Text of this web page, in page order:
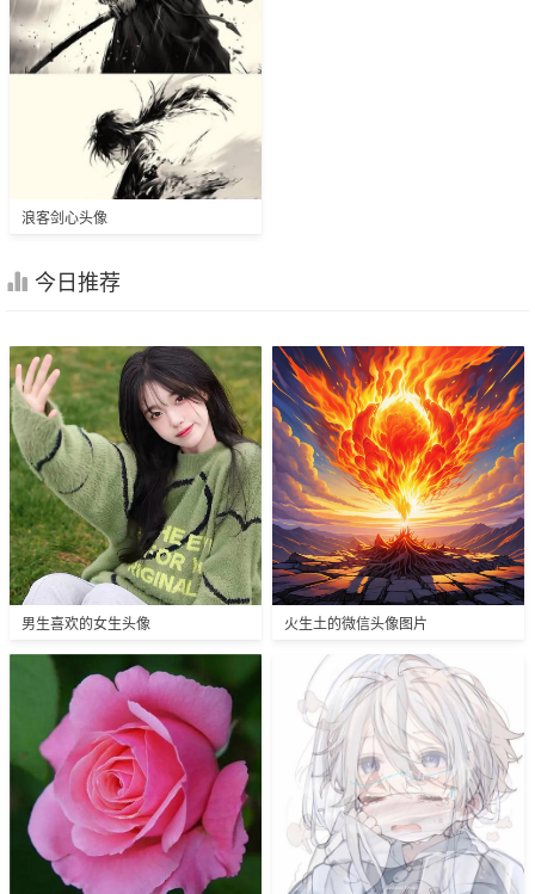
浪客剑心头像
今日推荐
男生喜欢的女生头像 火生土的微信头像图片